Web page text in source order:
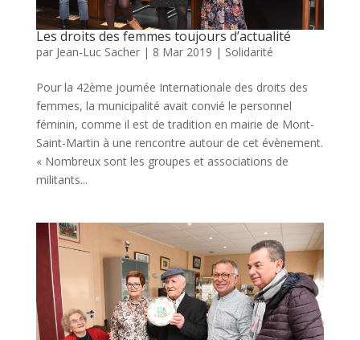
Les droits des femmes toujours d’actualité
par Jean-Luc Sacher| 8 Mar 2019 | Solidarité
Pour la 42ème journée Internationale des droits des
femmes, la municipalité avait convié le personnel
féminin, comme il est de tradition en mairie de Mont-
Saint-Martin à une rencontre autour de cet évènement.
« Nombreux sont les groupes et associations de
militants...